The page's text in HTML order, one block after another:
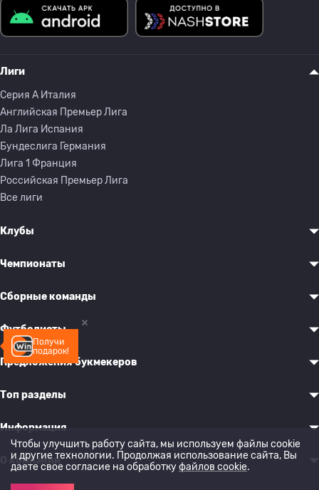
Получи
подарок!
Лиги
Серия A Италия
Английская Премьер Лига
Ла Лига Испания
Бундеслига Германия
Лига 1 Франция
Российская Премьер Лига
Все лиги
Клубы
Чемпионаты
Сборные команды
Футболисты
Предложения букмекеров
Топ разделы
Информация
О компании
Чтобы улучшить работу сайта, мы используем файлы cookie
и другие технологии. Продолжая использование сайта, Вы
даете свое согласие на обработкуфайлов cookie.